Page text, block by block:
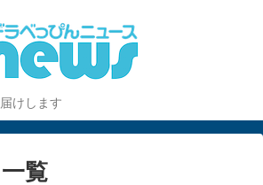
けします
覧